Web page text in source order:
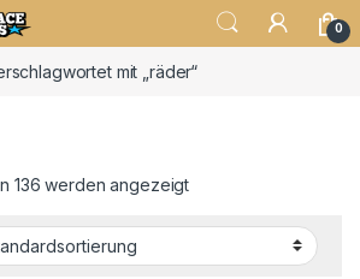
0
mit „räder“
136 werden angezeigt